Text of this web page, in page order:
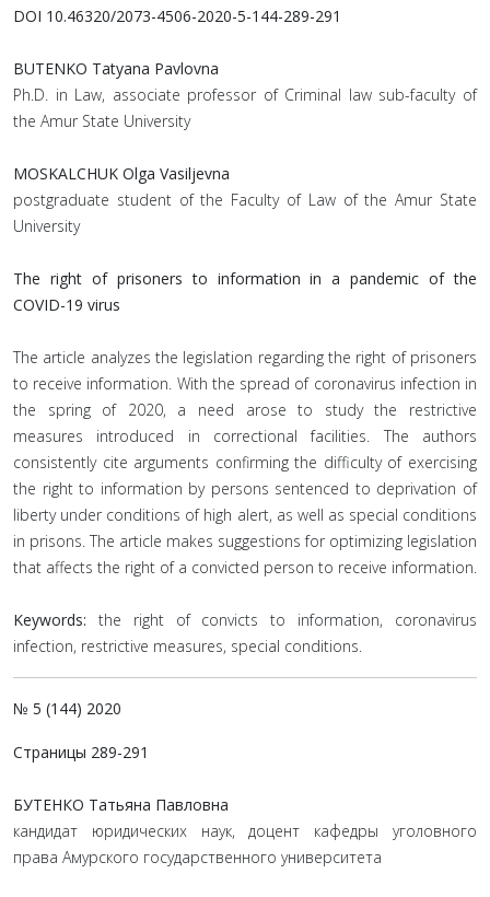
DOI 10.46320/2073-4506-2020-5-144-289-291
BUTENKO Tatyana Pavlovna
Ph.D. in Law, associate professor of Criminal law sub-faculty of
the Amur State University
MOSKALCHUK Olga Vasiljevna
postgraduate student of the Faculty of Law of the Amur State
University
The right of prisoners to information in a pandemic of the
COVID-19 virus
The article analyzes the legislation regarding the right of prisoners
to receive information. With the spread of coronavirus infection in
the spring of 2020, a need arose to study the restrictive
measures introduced in correctional facilities. The authors
consistently cite arguments confirming the difficulty of exercising
the right to information by persons sentenced to deprivation of
liberty under conditions of high alert, as well as special conditions
in prisons. The article makes suggestions for optimizing legislation
that affects the right of a convicted person to receive information.
Keywords: the right of convicts to information, coronavirus
infection, restrictive measures, special conditions.
№ 5 (144) 2020
Страницы 289-291
БУТЕНКО Татьяна Павловна
кандидат юридических наук, доцент кафедры уголовного
права Амурского государственного университета